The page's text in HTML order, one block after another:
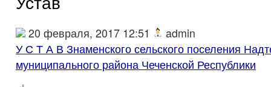
20 февраля, 2017 12:51
admin
У С Т А В Знаменского сельского поселения
муниципального района Чеченской Республики